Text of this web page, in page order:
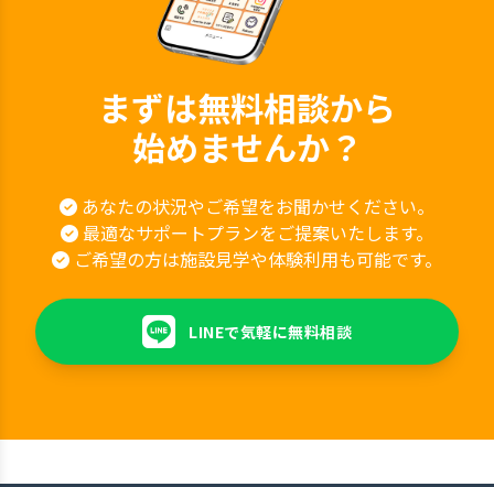
まずは無料相談から
始めませんか？
あなたの状況やご希望をお聞かせください。
最適なサポートプランをご提案いたします。
ご希望の方は施設見学や体験利用も可能です。
LINEで気軽に無料相談